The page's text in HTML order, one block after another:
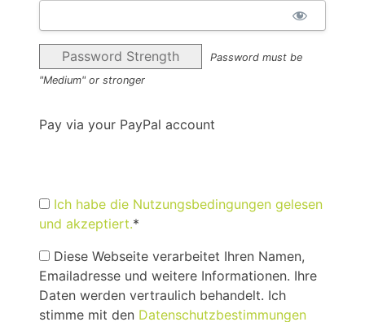
Password Strength
Password must be
"Medium" or stronger
Pay via your PayPal account
Ich habe die Nutzungsbedingungen gelesen
und akzeptiert.*
Diese Webseite verarbeitet Ihren Namen,
Emailadresse und weitere Informationen. Ihre
Daten werden vertraulich behandelt. Ich
stimme mit den Datenschutzbestimmungen